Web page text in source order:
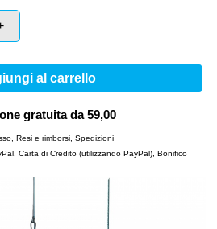
al carrello
gratuita da 59,00
Resi e rimborsi Spedizioni
Carta di Credito (utilizzando PayPal), Bonifico